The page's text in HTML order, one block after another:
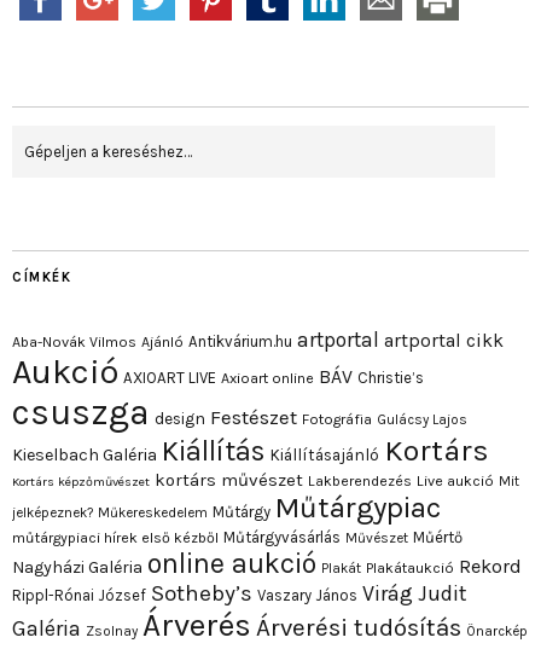
CÍMKÉK
Aba-Novák Vilmos Ajánló Antikvárium.hu artportal artportal cikk
Aukció AXIOART LIVE Axioart online BÁV Christie’s
csuszga design Festészet Fotográfia Gulácsy Lajos
Kieselbach Galéria Kiállítás Kiállításajánló Kortárs
Kortárs képzőművészet kortárs művészet Lakberendezés Live aukció Mit
jelképeznek? Műkereskedelem Műtárgy Műtárgypiac
műtárgypiaci hírek első kézből Műtárgyvásárlás Művészet Műértő
Nagyházi Galéria online aukció Plakát Plakátaukció Rekord
Rippl-Rónai József Sotheby’s Vaszary János Virág Judit
Galéria Zsolnay Árverés Árverési tudósítás Önarckép